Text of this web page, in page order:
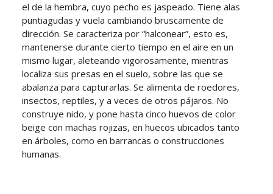
el de la hembra, cuyo pecho es jaspeado. Tiene alas
puntiagudas y vuela cambiando bruscamente de
dirección. Se caracteriza por “halconear”, esto es,
mantenerse durante cierto tiempo en el aire en un
mismo lugar, aleteando vigorosamente, mientras
localiza sus presas en el suelo, sobre las que se
abalanza para capturarlas. Se alimenta de roedores,
insectos, reptiles, y a veces de otros pájaros. No
construye nido, y pone hasta cinco huevos de color
beige con machas rojizas, en huecos ubicados tanto
en árboles, como en barrancas o construcciones
humanas.